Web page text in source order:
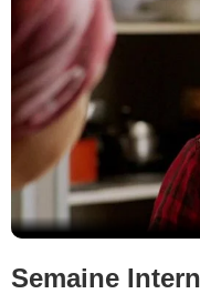
Semaine